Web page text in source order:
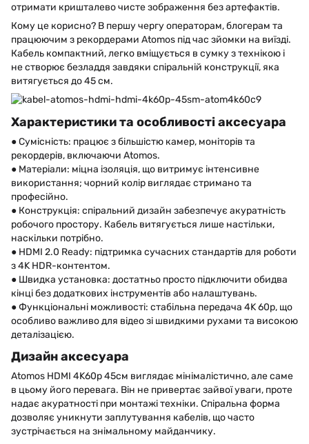
отримати кришталево чисте зображення без артефактів.
Кому це корисно? В першу чергу операторам, блогерам та
працюючим з рекордерами Atomos під час зйомки на виїзді.
Кабель компактний, легко вміщується в сумку з технікою і
не створює безладдя завдяки спіральній конструкції, яка
витягується до 45 см.
Характеристики та особливості аксесуара
● Сумісність: працює з більшістю камер, моніторів та
рекордерів, включаючи Atomos.
● Матеріали: міцна ізоляція, що витримує інтенсивне
використання; чорний колір виглядає стримано та
професійно.
● Конструкція: спіральний дизайн забезпечує акуратність
робочого простору. Кабель витягується лише настільки,
наскільки потрібно.
● HDMI 2.0 Ready: підтримка сучасних стандартів для роботи
з 4K HDR-контентом.
● Швидка установка: достатньо просто підключити обидва
кінці без додаткових інструментів або налаштувань.
● Функціональні можливості: стабільна передача 4K 60p, що
особливо важливо для відео зі швидкими рухами та високою
деталізацією.
Дизайн аксесуара
Atomos HDMI 4K60p 45см виглядає мінімалістично, але саме
в цьому його перевага. Він не привертає зайвої уваги, проте
надає акуратності при монтажі техніки. Спіральна форма
дозволяє уникнути заплутування кабелів, що часто
зустрічається на знімальному майданчику.